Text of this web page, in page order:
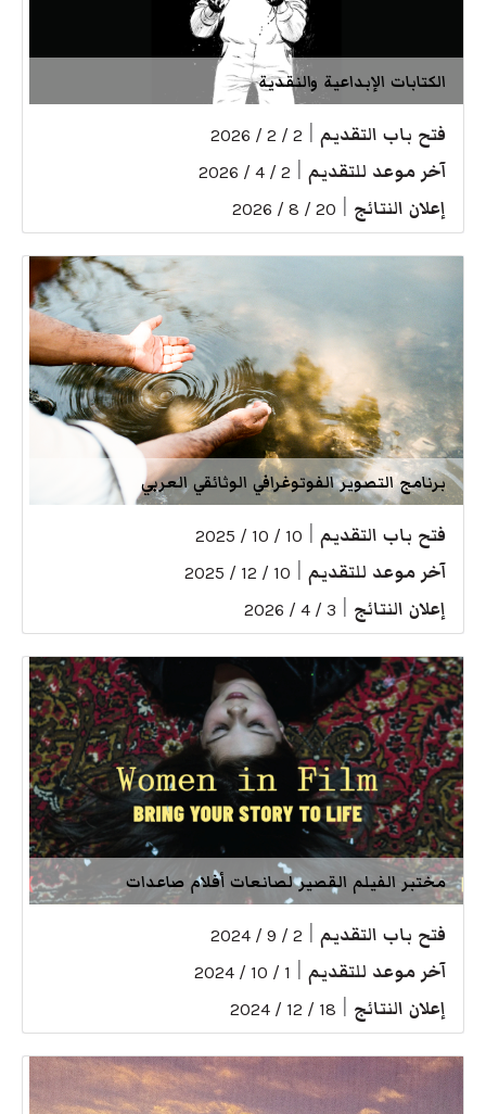
الكتابات الإبداعية والنقدية
فتح باب التقديم 2 / 2 / 2026
آخر موعد للتقديم 2 / 4 / 2026
إعلان النتائج 20 / 8 / 2026
برنامج التصوير الفوتوغرافي الوثائقي العربي
فتح باب التقديم 10 / 10 / 2025
آخر موعد للتقديم 10 / 12 / 2025
إعلان النتائج 3 / 4 / 2026
مختبر الفيلم القصير لصانعات أفلام صاعدات
فتح باب التقديم 2 / 9 / 2024
آخر موعد للتقديم 1 / 10 / 2024
إعلان النتائج 18 / 12 / 2024